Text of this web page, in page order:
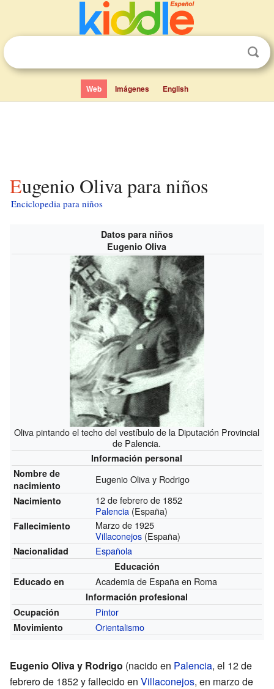
Web Imágenes English
Eugenio Oliva para niños
Enciclopedia para niños
Datos para niños
Eugenio Oliva
Oliva pintando el techo del vestíbulo de la Diputación Provincial
de Palencia.
Información personal
Nombre de
nacimiento
Eugenio Oliva y Rodrigo
Nacimiento
12 de febrero de 1852
Palencia (España)
Fallecimiento
Marzo de 1925
Villaconejos (España)
Nacionalidad Española
Educación
Educado en
Academia de España en Roma
Información profesional
Ocupación
Pintor
Movimiento Orientalismo
Eugenio Oliva y Rodrigo (nacido en Palencia, el 12 de
febrero de 1852 y fallecido en Villaconejos, en marzo de